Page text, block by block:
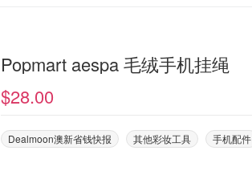
Popmart aespa 毛绒手机挂绳
$28.00
Dealmoon澳新省钱快报 其他彩妆工具 手机配件